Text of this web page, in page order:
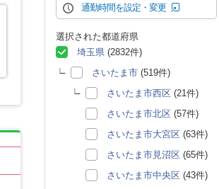
通勤時間を設定・変更
選択された都道府県
埼玉県 (2832件)
さいたま市 (519件)
さいたま市西区 (21件)
さいたま市北区 (57件)
さいたま市大宮区 (63件)
さいたま市見沼区 (65件)
さいたま市中央区 (43件)